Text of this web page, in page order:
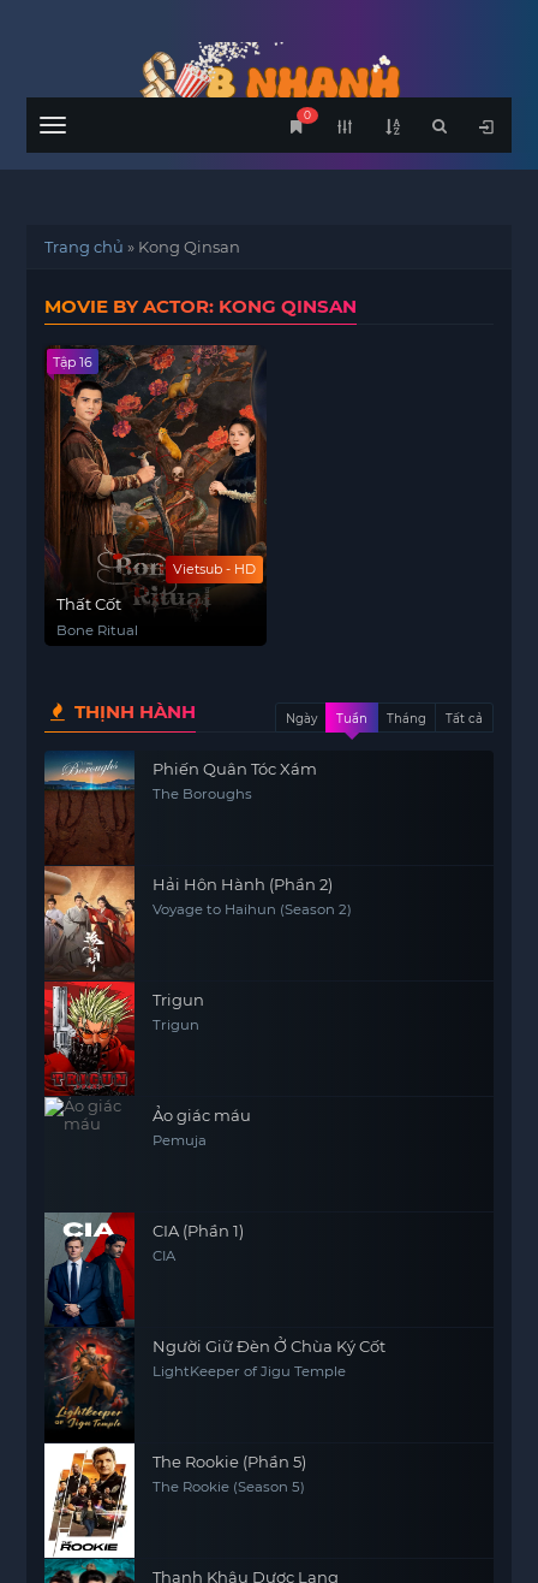
Menu
0
Trang chủ » Kong Qinsan
MOVIE BY ACTOR: KONG QINSAN
Vietsub - HD
Tập 16
Thất Cốt
Bone Ritual
THỊNH HÀNH Ngày Tuần Tháng Tất cả
Phiến Quân Tóc Xám
The Boroughs
Hải Hôn Hành (Phần 2)
Voyage to Haihun (Season 2)
Trigun
Trigun
Ảo giác máu
Pemuja
CIA (Phần 1)
CIA
Người Giữ Đèn Ở Chùa Ký Cốt
LightKeeper of Jigu Temple
The Rookie (Phần 5)
The Rookie (Season 5)
Thanh Khâu Dược Lang